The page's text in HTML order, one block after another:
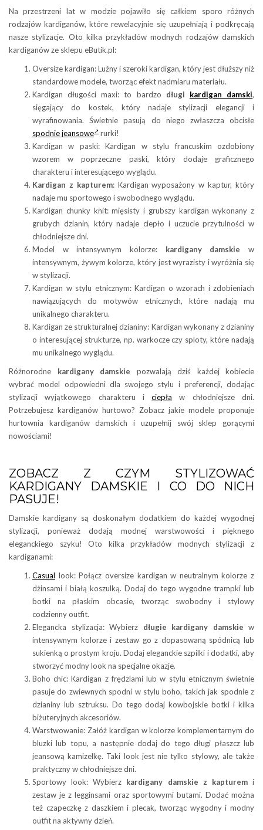
Na przestrzeni lat w modzie pojawiło się całkiem sporo różnych
rodzajów kardiganów, które rewelacyjnie się uzupełniają i podkręcają
nasze stylizacje. Oto kilka przykładów modnych rodzajów damskich
kardiganów ze sklepu eButik.pl:
Oversize kardigan: Luźny i szeroki kardigan, który jest dłuższy niż
standardowe modele, tworząc efekt nadmiaru materiału.
Kardigan długości maxi: to bardzo długi kardigan damski,
sięgający do kostek, który nadaje stylizacji elegancji i
wyrafinowania. Świetnie pasują do niego zwłaszcza obcisłe
spodnie jeansowe
rurki!
Kardigan w paski: Kardigan w stylu francuskim ozdobiony
wzorem w poprzeczne paski, który dodaje graficznego
charakteru i interesującego wyglądu.
Kardigan z kapturem: Kardigan wyposażony w kaptur, który
nadaje mu sportowego i swobodnego wyglądu.
Kardigan chunky knit: mięsisty i grubszy kardigan wykonany z
grubych dzianin, który nadaje ciepło i uczucie przytulności w
chłodniejsze dni.
Model w intensywnym kolorze: kardigany damskie w
intensywnym, żywym kolorze, który jest wyrazisty i wyróżnia się
w stylizacji.
Kardigan w stylu etnicznym: Kardigan o wzorach i zdobieniach
nawiązujących do motywów etnicznych, które nadają mu
unikalnego charakteru.
Kardigan ze strukturalnej dzianiny: Kardigan wykonany z dzianiny
o interesującej strukturze, np. warkocze czy sploty, które nadają
mu unikalnego wyglądu.
Różnorodne kardigany damskie pozwalają dziś każdej kobiecie
wybrać model odpowiedni dla swojego stylu i preferencji, dodając
stylizacji wyjątkowego charakteru iciepła w chłodniejsze dni.
Potrzebujesz kardiganów hurtowo? Zobacz jakie modele proponuje
hurtownia kardiganów damskich i uzupełnij swój sklep gorącymi
nowościami!
ZOBACZ Z CZYM STYLIZOWAĆ
KARDIGANY DAMSKIE I CO DO NICH
PASUJE!
Damskie kardigany są doskonałym dodatkiem do każdej wygodnej
stylizacji, ponieważ dodają modnej warstwowości i pięknego
eleganckiego szyku! Oto kilka przykładów modnych stylizacji z
kardiganami:
Casual look: Połącz oversize kardigan w neutralnym kolorze z
dżinsami i białą koszulką. Dodaj do tego wygodne trampki lub
botki na płaskim obcasie, tworząc swobodny i stylowy
codzienny outfit.
Elegancka stylizacja: Wybierz długie kardigany damskie w
intensywnym kolorze i zestaw go z dopasowaną spódnicą lub
sukienką o prostym kroju. Dodaj eleganckie szpilki i dodatki, aby
stworzyć modny look na specjalne okazje.
Boho chic: Kardigan z frędzlami lub w stylu etnicznym świetnie
pasuje do zwiewnych spodni w stylu boho, takich jak spodnie z
dzianiny lub sztruksu. Do tego dodaj kowbojskie botki i kilka
biżuteryjnych akcesoriów.
Warstwowanie: Załóż kardigan w kolorze komplementarnym do
bluzki lub topu, a następnie dodaj do tego długi płaszcz lub
jeansową kamizelkę. Taki look jest nie tylko stylowy, ale także
praktyczny w chłodniejsze dni.
Sportowy look: Wybierz kardigany damskie z kapturemi
zestaw je z legginsami oraz sportowymi butami. Dodać można
też czapeczkę z daszkiem i plecak, tworząc wygodny i modny
outfit na aktywny dzień.